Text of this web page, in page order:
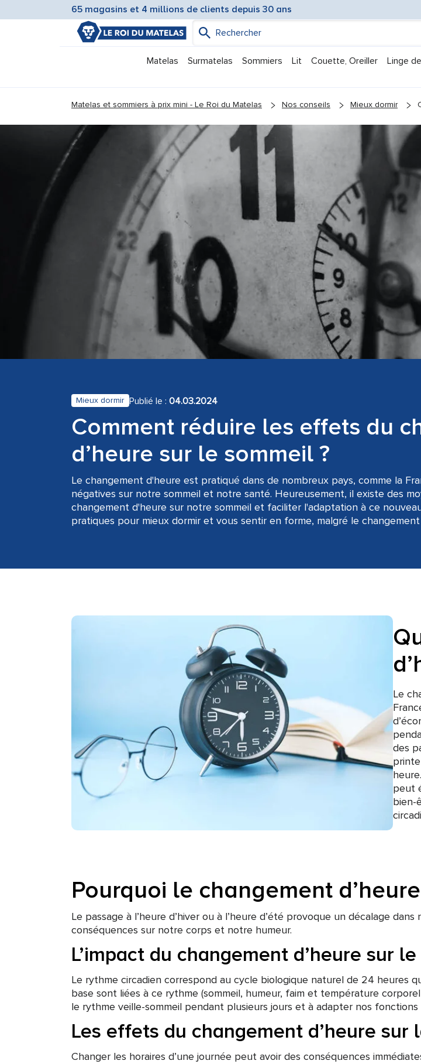
65 magasins et 4 millions de clients depuis 30 ans
Matelas Surmatelas Sommiers Lit Couette, Oreiller Linge
Matelas et sommiers à prix mini - Le Roi du Matelas Nos conseils Mieux dormir
Mieux dormir Publié le : 04.03.2024
Comment réduire les effets du
d’heure sur le sommeil ?
Le changement d'heure est pratiqué dans de nombreux pays, comme la
négatives sur notre sommeil et notre santé. Heureusement, il existe des
changement d'heure sur notre sommeil et faciliter l'adaptation à ce
pratiques pour mieux dormir et vous sentir en forme, malgré le
Le
des
peut
bien-
Pourquoi le changement
Le passage à l’heure d’hiver ou à l’heure d’été provoque un décalage
conséquences sur notre corps et notre humeur.
L’impact du changement d’heure sur
Le rythme circadien correspond au cycle biologique naturel de 24 heures
base sont liées à ce rythme (sommeil, humeur, faim et température
le rythme veille-sommeil pendant plusieurs jours et à adapter nos fonctions
Les effets du changement d’heure
Changer les horaires d’une journée peut avoir des conséquences